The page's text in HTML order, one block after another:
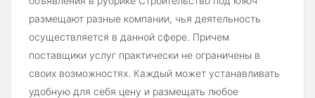
размещают разные компании, чья деятельность
осуществляется в данной сфере. Причем
поставщики услуг практически не ограничены в
своих возможностях. Каждый может устанавливать
удобную для себя цену и размещать любое